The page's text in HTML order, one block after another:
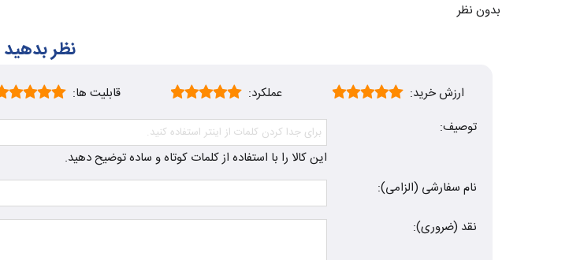
بدون نظر
نظر بدهید
ارزش خرید: عملکرد: قابلیت ها:
توصیف:
این کالا را با استفاده از کلمات کوتاه و ساده توضیح دهید.
نام سفارشی (الزامی):
نقد (ضروری):